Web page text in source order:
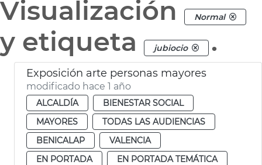
Visualización
Normal
y etiqueta jubiocio .
Exposición arte personas mayores
modificado hace 1 año
ALCALDÍA
BIENESTAR SOCIAL
MAYORES
TODAS LAS AUDIENCIAS
BENICALAP
VALENCIA
EN PORTADA
EN PORTADA TEMÁTICA